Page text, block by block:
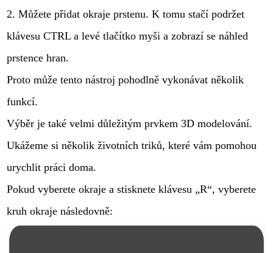
2. Můžete přidat okraje prstenu. K tomu stačí podržet
klávesu CTRL a levé tlačítko myši a zobrazí se náhled
prstence hran.
Proto může tento nástroj pohodlně vykonávat několik
funkcí.
Výběr je také velmi důležitým prvkem 3D modelování.
Ukážeme si několik životních triků, které vám pomohou
urychlit práci doma.
Pokud vyberete okraje a stisknete klávesu „R“, vyberete
kruh okraje následovně: